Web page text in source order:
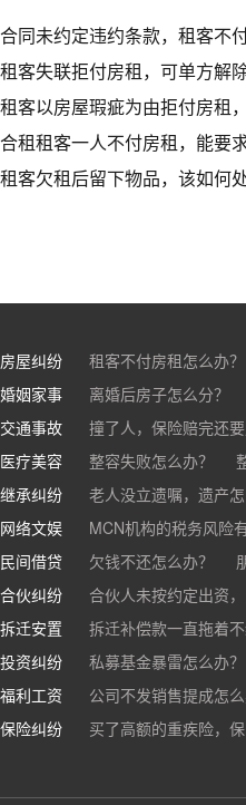
合同未约定违约条款，租客不
租客失联拒付房租，可单方解
租客以房屋瑕疵为由拒付房租
合租租客一人不付房租，能要
租客欠租后留下物品，该如何
房屋纠纷 租客不付房租怎么办？
房东不退押金怎么办？
婚姻家事 离婚后房子怎么分？
离婚了公司股权怎么
交通事故 撞了人，保险赔完还要
交通事故中，医保和
医疗美容 整容失败怎么办？
医美机构宣传的与实
医疗器械出问题，怎
继承纠纷 老人没立遗嘱，遗产怎
基金怎么继承？
股
网络文娱 MCN机构的税务风险
抖音账号归谁？
民间借贷 欠钱不还怎么办？
帮人担保借款，对方
合伙纠纷 合伙人未按约定出资，
和合伙人有矛盾，怎
拆迁安置 拆迁补偿款一直拖着不
投资纠纷
私募基金暴雷怎么办？
福利工资
公司不发销售提成怎么
销售目标未完成，公
保险纠纷 买了高额的重疾险，